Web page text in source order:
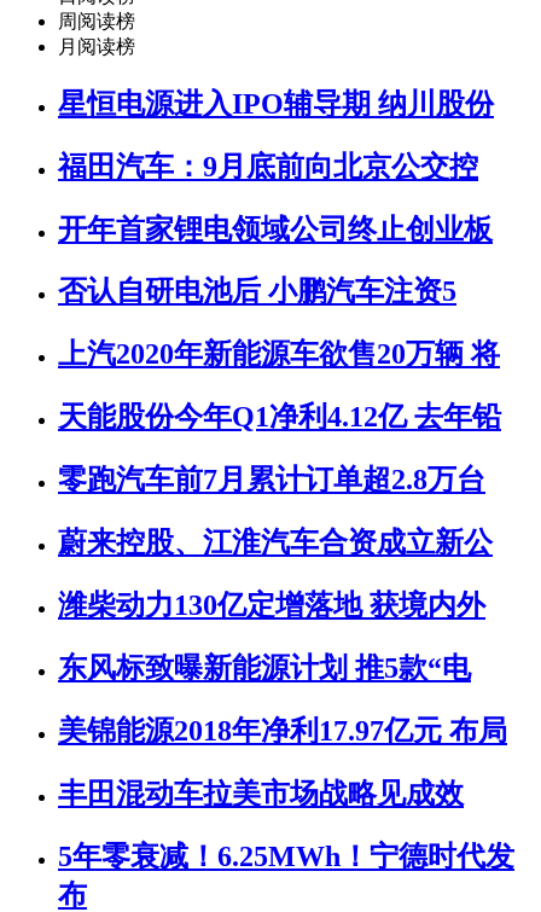
周阅读榜
月阅读榜
星恒电源进入IPO辅导期 纳川股份
福田汽车：9月底前向北京公交控
开年首家锂电领域公司终止创业板
否认自研电池后 小鹏汽车注资5
上汽2020年新能源车欲售20万辆 将
天能股份今年Q1净利4.12亿 去年铅
零跑汽车前7月累计订单超2.8万台
蔚来控股、江淮汽车合资成立新公
潍柴动力130亿定增落地 获境内外
东风标致曝新能源计划 推5款“电
美锦能源2018年净利17.97亿元 布局
丰田混动车拉美市场战略见成效
5年零衰减！6.25MWh！宁德时代发
布